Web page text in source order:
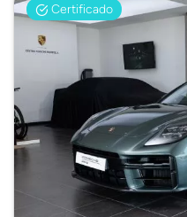
Certificado